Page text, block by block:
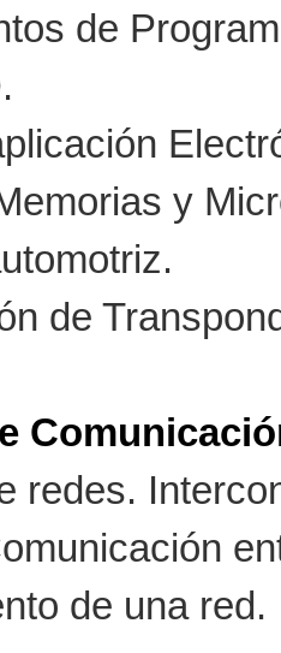
de
y
de
redes.
de una red.